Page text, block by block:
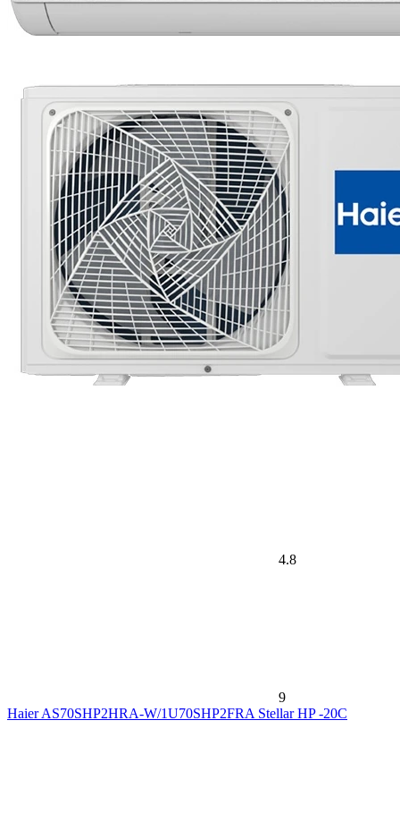
4.8
9
Haier AS70SHP2HRA-W/1U70SHP2FRA Stellar HP -20С